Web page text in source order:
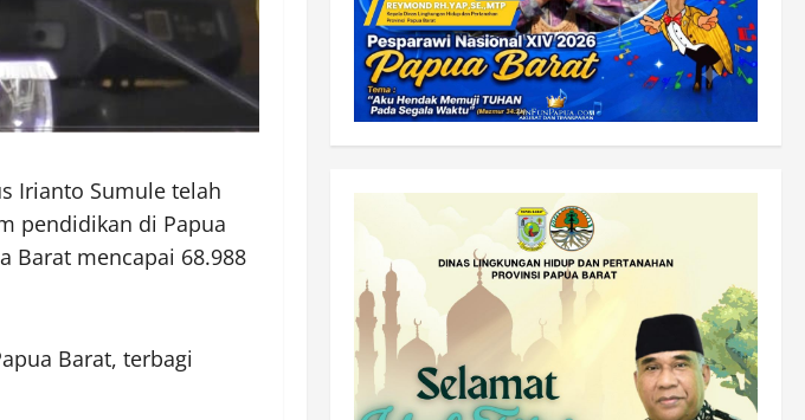
Irianto Sumule telah
pendidikan di Papua
Barat mencapai 68.988
Barat, terbagi